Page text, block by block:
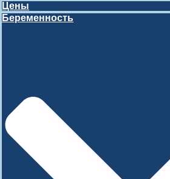
Цены
Беременность